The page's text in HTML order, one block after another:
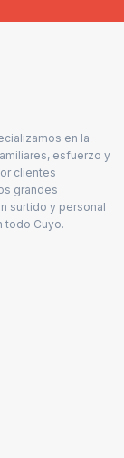
en la
esfuerzo y
clientes
grandes
surtido y personal
todo Cuyo.